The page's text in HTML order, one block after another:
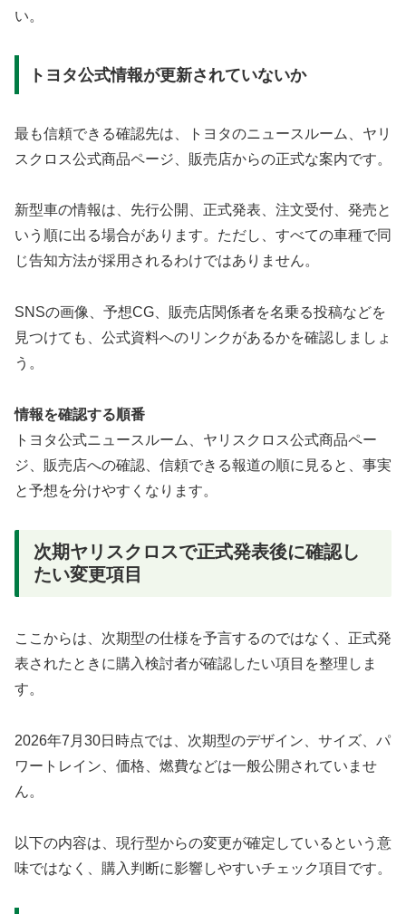
い。
トヨタ公式情報が更新されていないか
最も信頼できる確認先は、トヨタのニュースルーム、ヤリ
スクロス公式商品ページ、販売店からの正式な案内です。
新型車の情報は、先行公開、正式発表、注文受付、発売と
いう順に出る場合があります。ただし、すべての車種で同
じ告知方法が採用されるわけではありません。
SNSの画像、予想CG、販売店関係者を名乗る投稿などを
見つけても、公式資料へのリンクがあるかを確認しましょ
う。
情報を確認する順番
トヨタ公式ニュースルーム、ヤリスクロス公式商品ペー
ジ、販売店への確認、信頼できる報道の順に見ると、事実
と予想を分けやすくなります。
次期ヤリスクロスで正式発表後に確認し
たい変更項目
ここからは、次期型の仕様を予言するのではなく、正式発
表されたときに購入検討者が確認したい項目を整理しま
す。
2026年7月30日時点では、次期型のデザイン、サイズ、パ
ワートレイン、価格、燃費などは一般公開されていませ
ん。
以下の内容は、現行型からの変更が確定しているという意
味ではなく、購入判断に影響しやすいチェック項目です。